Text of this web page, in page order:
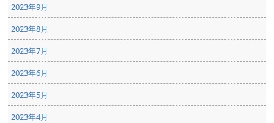
2023年9月
2023年8月
2023年7月
2023年6月
2023年5月
2023年4月